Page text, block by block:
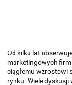
Od kilku lat
marketingowych
ciągłemu wzrostowi
rynku. Wiele